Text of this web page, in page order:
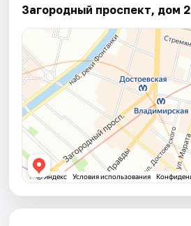
Загородный проспект, дом 2